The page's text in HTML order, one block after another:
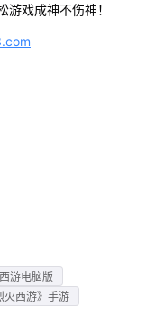
戏成神不伤神！
游电脑版
火西游》手游